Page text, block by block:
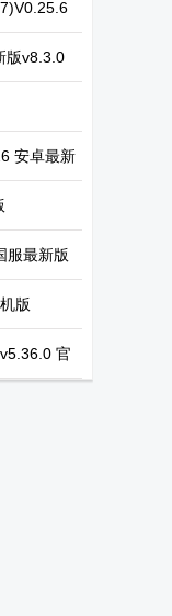
版v8.3.0
安卓最新
服最新版
版
官